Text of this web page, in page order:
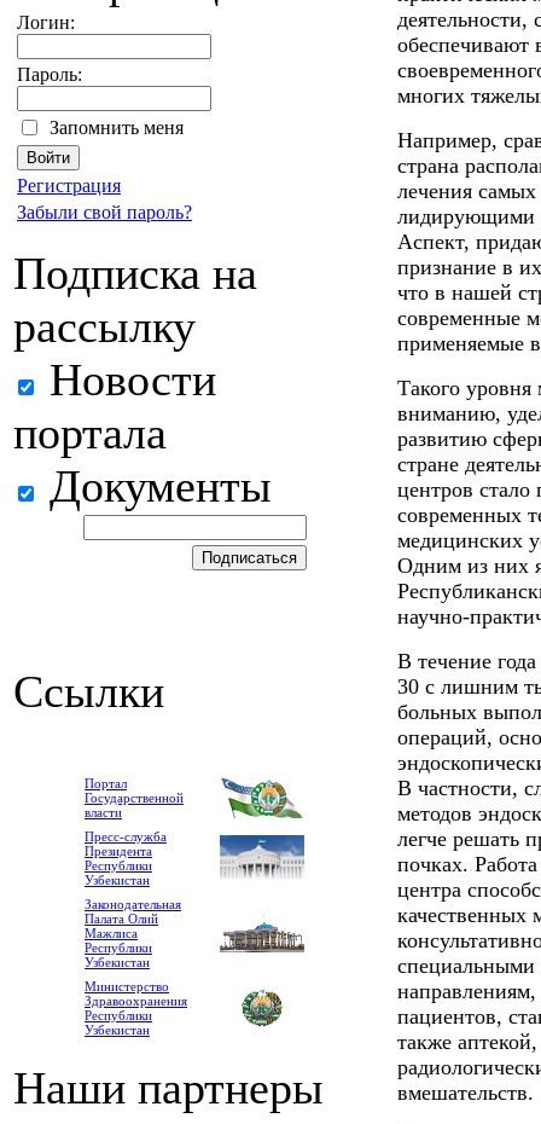
Логин:
Пароль:
Запомнить меня
Регистрация
Забыли свой пароль?
Подписка на
рассылку
Новости
портала
Документы
Ссылки
Портал
Государственной
власти
Пресс-служба
Президента
Республики
Узбекистан
Законодательная
Палата Олий
Мажлиса
Республики
Узбекистан
Министерство
Здравоохранения
Республики
Узбекистан
Наши партнеры
обеспечивают
многих
Например,
страна
лечения самых
лидирующими
Аспект,
признание в
что в нашей
современные
применяемые
Такого
вниманию,
развитию
стране
центров стало
современных
медицинских
Одним из них
научно-
В течение
30 с лишним
больных
операций,
В частности,
методов
легче решать
почках.
центра
качественных
специальными
пациентов,
также
вмешательств.